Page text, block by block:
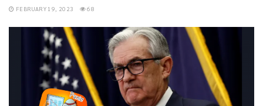
FEBRUARY 19, 2023 68